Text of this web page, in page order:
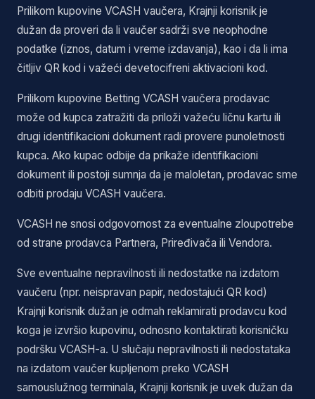
Prilikom kupovine VCASH vaučera, Krajnji korisnik je
dužan da proveri da li vaučer sadrži sve neophodne
podatke (iznos, datum i vreme izdavanja), kao i da li ima
čitljiv QR kod i važeći devetocifreni aktivacioni kod.
Prilikom kupovine Betting VCASH vaučera prodavac
može od kupca zatražiti da priloži važeću ličnu kartu ili
drugi identifikacioni dokument radi provere punoletnosti
kupca. Ako kupac odbije da prikaže identifikacioni
dokument ili postoji sumnja da je maloletan, prodavac sme
odbiti prodaju VCASH vaučera.
VCASH ne snosi odgovornost za eventualne zloupotrebe
od strane prodavca Partnera, Priređivača ili Vendora.
Sve eventualne nepravilnosti ili nedostatke na izdatom
vaučeru (npr. neispravan papir, nedostajući QR kod)
Krajnji korisnik dužan je odmah reklamirati prodavcu kod
koga je izvršio kupovinu, odnosno kontaktirati korisničku
podršku VCASH-a. U slučaju nepravilnosti ili nedostataka
na izdatom vaučer kupljenom preko VCASH
samouslužnog terminala, Krajnji korisnik je uvek dužan da